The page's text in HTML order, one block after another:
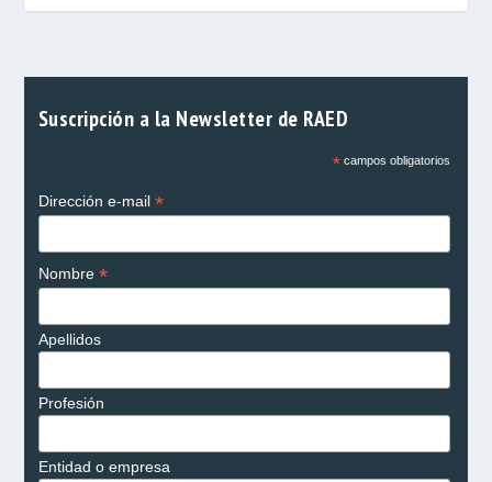
Suscripción a la Newsletter de RAED
*campos obligatorios
Dirección e-mail *
Nombre *
Apellidos
Profesión
Entidad o empresa